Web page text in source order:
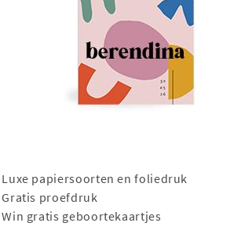
Luxe papiersoorten en foliedruk
Gratis proefdruk
Win gratis geboortekaartjes